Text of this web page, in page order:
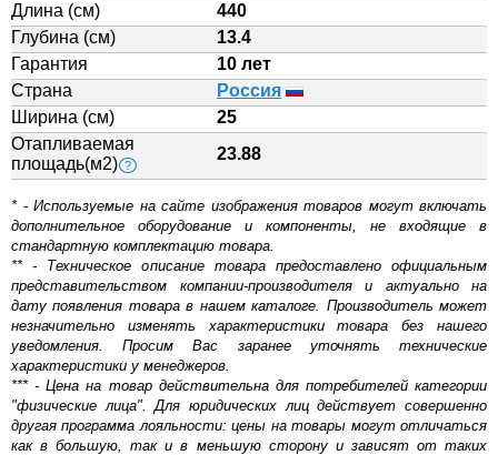
Длина (см)
440
Глубина (см)
13.4
Гарантия
10 лет
Страна
Россия
Ширина (см)
25
Отапливаемая
площадь(м2) ?
23.88
* - Используемые на сайте изображения товаров могут включать
дополнительное оборудование и компоненты, не входящие в
стандартную комплектацию товара.
** - Техническое описание товара предоставлено официальным
представительством компании-производителя и актуально на
дату появления товара в нашем каталоге. Производитель может
незначительно изменять характеристики товара без нашего
уведомления. Просим Вас заранее уточнять технические
характеристики у менеджеров.
*** - Цена на товар действительна для потребителей категории
"физические лица". Для юридических лиц действует совершенно
другая программа лояльности: цены на товары могут отличаться
как в большую, так и в меньшую сторону и зависят от таких